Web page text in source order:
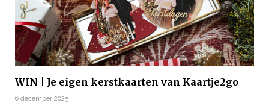
WIN | Je eigen kerstkaarten van Kaartje2go
6 december 2025